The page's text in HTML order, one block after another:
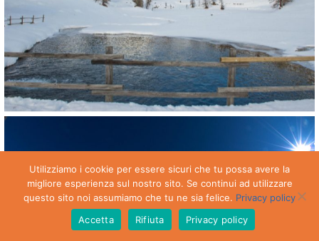
Utilizziamo i cookie per essere sicuri che tu possa avere la
migliore esperienza sul nostro sito. Se continui ad utilizzare
questo sito noi assumiamo che tu ne sia felice. Privacy policy
Accetta
Rifiuta Privacy policy